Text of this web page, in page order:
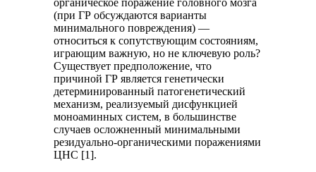
органическое поражение головного мозга
(при ГР обсуждаются варианты
минимального повреждения) —
относиться к сопутствующим состояниям,
играющим важную, но не ключевую роль?
Существует предположение, что
причиной ГР является генетически
детерминированный патогенетический
механизм, реализуемый дисфункцией
моноаминных систем, в большинстве
случаев осложненный минимальными
резидуально-органическими поражениями
ЦНС [1].